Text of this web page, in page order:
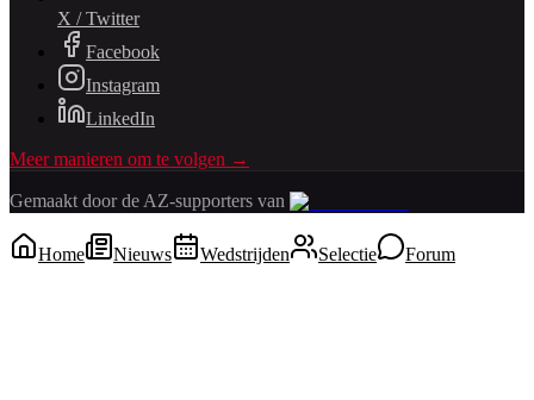
X / Twitter
Facebook
Instagram
LinkedIn
Meer manieren om te volgen →
Gemaakt door de AZ-supporters van
Home Nieuws Wedstrijden Selectie Forum